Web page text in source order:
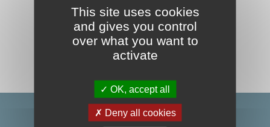
This site uses cookies
and gives you control
over what you want to
activate
OK, accept all
Deny all cookies